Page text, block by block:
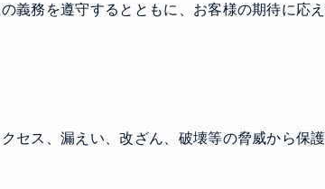
義務を遵守するとともに、お客様の期待に応
セス、漏えい、改ざん、破壊等の脅威から保